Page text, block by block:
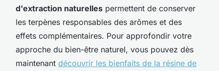
d'extraction naturelles permettent de conserver
les terpènes responsables des arômes et des
effets complémentaires. Pour approfondir votre
approche du bien-être naturel, vous pouvez dès
maintenant découvrir les bienfaits de la résine de